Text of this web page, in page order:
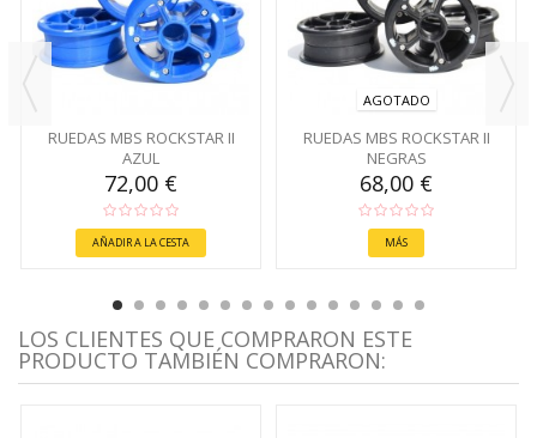
RUEDAS MBS ROCKSTAR II
AZUL
72,00 €
AÑADIR A LA CESTA
AGOTADO
RUEDAS MBS ROCKSTAR II
NEGRAS
68,00 €
MÁS
LOS CLIENTES QUE COMPRARON ESTE
PRODUCTO TAMBIÉN COMPRARON: